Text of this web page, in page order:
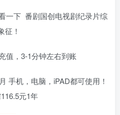
一下 番剧国创电视剧纪录片综
征！
值，3-1分钟左右到账
手机，电脑，iPAD都可使用！
元1年